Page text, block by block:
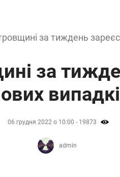
за тиждень
за
06 грудня 2022 о 10:00 - 19873
admin